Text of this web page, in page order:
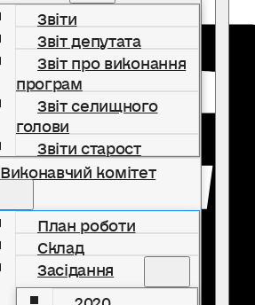
Звіти
Звіт депутата
Звіт про виконання
програм
Звіт селищного
голови
Звіти старост
Виконавчий комітет
План роботи
Склад
Засідання
2020